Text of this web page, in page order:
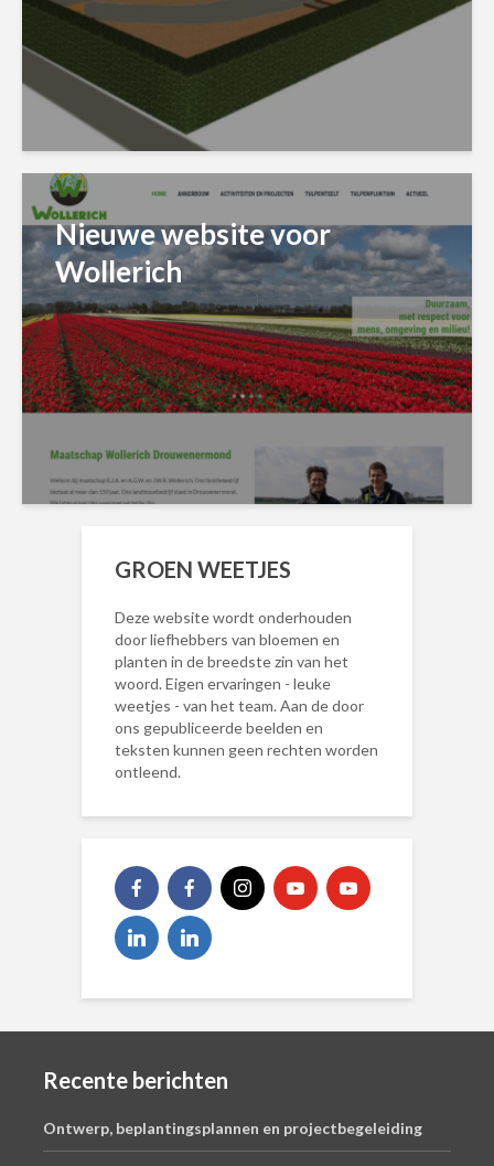
Nieuwe website voor
Wollerich
GROEN WEETJES
Deze website wordt onderhouden
door liefhebbers van bloemen en
planten in de breedste zin van het
woord. Eigen ervaringen - leuke
weetjes - van het team. Aan de door
ons gepubliceerde beelden en
teksten kunnen geen rechten worden
ontleend.
Recente berichten
Ontwerp, beplantingsplannen en projectbegeleiding